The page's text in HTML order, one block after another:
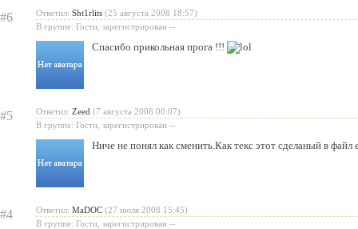
#6 Ответил: Sht1rlits (25 августа 2008 18:57)
В группе: Гости, зарегистрирован --
Спасибо прикольная прога !!!
#5 Ответил: Zeed (7 августа 2008 00:07)
В группе: Гости, зарегистрирован --
Ниче не понял как сменить.Как текс этот сделаный в файл
#4 Ответил: MaDOC (27 июля 2008 15:45)
В группе: Гости, зарегистрирован --